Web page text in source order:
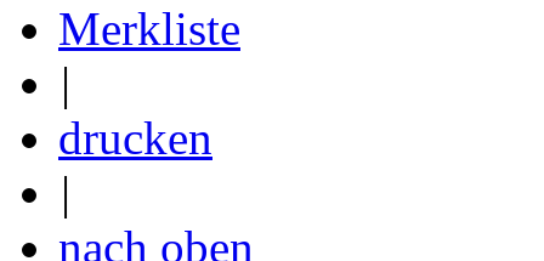
Merkliste
|
drucken
|
nach oben